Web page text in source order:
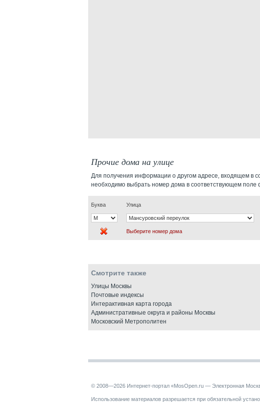
Прочие дома на улице
Для получения информации о другом адресе, входящем в
необходимо выбрать номер дома в соответствующем поле
Буква Улица
Выберите номер дома
Смотрите также
Улицы Москвы
Почтовые индексы
Интерактивная карта города
Административные округа и районы Москвы
Московский Метрополитен
© 2008—2026 Интернет-портал «MosOpen.ru — Электронная
Использование материалов разрешается при обязательной